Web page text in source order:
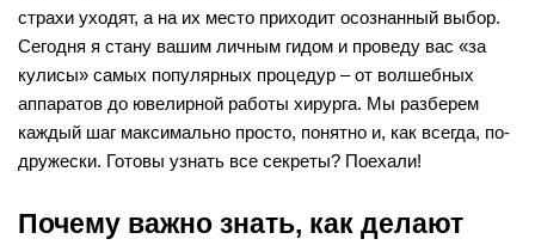
страхи уходят, а на их место приходит осознанный выбор.
Сегодня я стану вашим личным гидом и проведу вас «за
кулисы» самых популярных процедур – от волшебных
аппаратов до ювелирной работы хирурга. Мы разберем
каждый шаг максимально просто, понятно и, как всегда, по-
дружески. Готовы узнать все секреты? Поехали!
Почему важно знать, как делают